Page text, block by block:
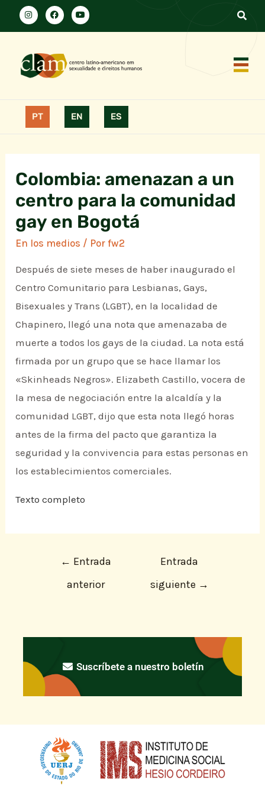
PT EN ES
Colombia: amenazan a un
centro para la comunidad
gay en Bogotá
En los medios / Porfw2
Después de siete meses de haber inaugurado el
Centro Comunitario para Lesbianas, Gays,
Bisexuales y Trans (LGBT), en la localidad de
Chapinero, llegó una nota que amenazaba de
muerte a todos los gays de la ciudad. La nota está
firmada por un grupo que se hace llamar los
«Skinheads Negros». Elizabeth Castillo, vocera de
la mesa de negociación entre la alcaldía y la
comunidad LGBT, dijo que esta nota llegó horas
antes de la firma del pacto que garantiza la
seguridad y la convivencia para estas personas en
los establecimientos comerciales.
Texto completo
← Entrada
anterior
Entrada
siguiente →
Suscríbete a nuestro boletín